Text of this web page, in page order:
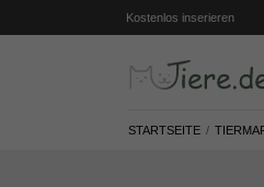
Kostenlos inserieren
STARTSEITE